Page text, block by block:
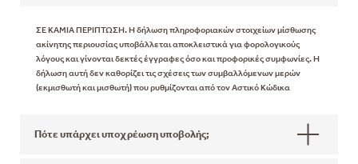
ΣΕ ΚΑΜΙΑ ΠΕΡΙΠΤΩΣΗ. Η δήλωση πληροφοριακών στοιχείων μίσθωσης
ακίνητης περιουσίας υποβάλλεται αποκλειστικά για φορολογικούς
λόγους και γίνονται δεκτές έγγραφες όσο και προφορικές συμφωνίες. Η
δήλωση αυτή δεν καθορίζει τις σχέσεις των συμβαλλόμενων μερών
(εκμισθωτή και μισθωτή) που ρυθμίζονται από τον Αστικό Κώδικα
Πότε υπάρχει υποχρέωση υποβολής;